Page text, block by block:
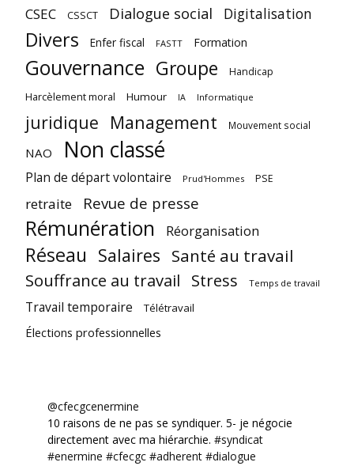
CSEC CSSCT Dialogue social Digitalisation
Divers Enfer fiscal FASTT Formation
Gouvernance Groupe Handicap
Harcèlement moral Humour IA Informatique
juridique Management Mouvement social
NAO Non classé
Plan de départ volontaire Prud'Hommes PSE
retraite Revue de presse
Rémunération Réorganisation
Réseau Salaires Santé au travail
Souffrance au travail Stress Temps de travail
Travail temporaire Télétravail
Élections professionnelles
@cfecgcenermine
10 raisons de ne pas se syndiquer. 5- je négocie
directement avec ma hiérarchie. #syndicat
#enermine #cfecgc #adherent #dialogue